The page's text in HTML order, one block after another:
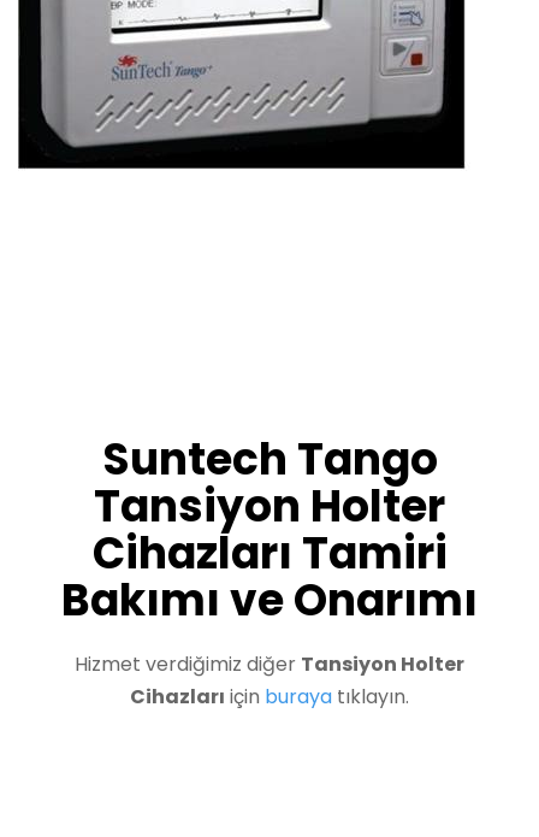
Suntech Tango
Tansiyon Holter
Cihazları Tamiri
Bakımı ve Onarımı
Hizmet verdiğimiz diğer Tansiyon Holter
Cihazları için buraya tıklayın.